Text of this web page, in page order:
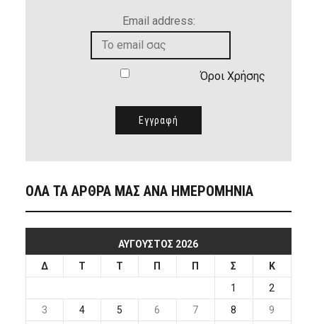
Email address:
Όροι Χρήσης
ΟΛΑ ΤΑ ΑΡΘΡΑ ΜΑΣ ΑΝΑ ΗΜΕΡΟΜΗΝΙΑ
ΑΎΓΟΥΣΤΟΣ 2026
Δ
Τ Τ Π Π Σ
Κ
1
2
3
4 5 6 7 8 9